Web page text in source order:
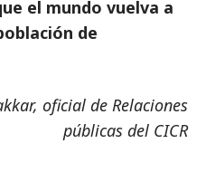
el mundo vuelva a
de
oficial de Relaciones
públicas del CICR